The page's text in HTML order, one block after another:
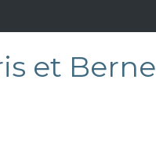
et Berne